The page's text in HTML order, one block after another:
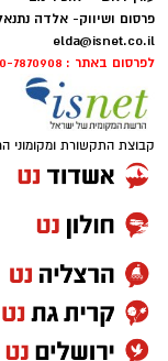
פרסום ושיווק- אלדה
elda@isnet.co.il
לפרסום באתר : 050-7870908
קבוצת התקשורת ומקומוני